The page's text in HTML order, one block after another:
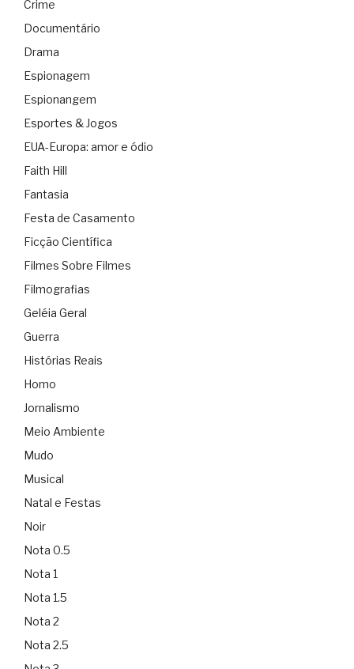
Crime
Documentário
Drama
Espionagem
Espionangem
Esportes & Jogos
EUA-Europa: amor e ódio
Faith Hill
Fantasia
Festa de Casamento
Ficção Científica
Filmes Sobre Filmes
Filmografias
Geléia Geral
Guerra
Histórias Reais
Homo
Jornalismo
Meio Ambiente
Mudo
Musical
Natal e Festas
Noir
Nota 0.5
Nota 1
Nota 1.5
Nota 2
Nota 2.5